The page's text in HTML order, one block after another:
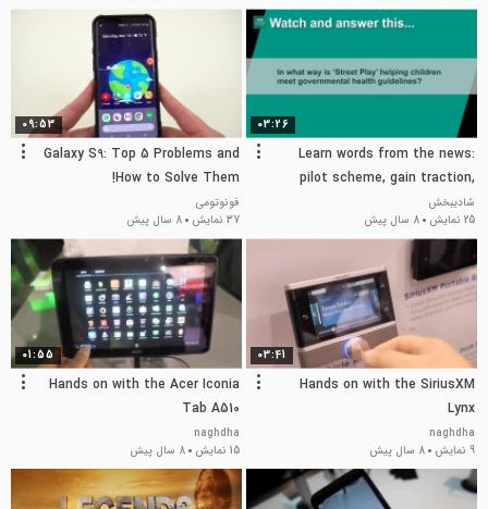
03:26
Learn words from the news:
pilot scheme, gain traction,
draw inspiration, guidelines,
champion
شادیبخش
25 نمایش
8 سال پیش
09:53
Galaxy S9: Top 5 Problems and
How to Solve Them!
فونوتومی
37 نمایش
8 سال پیش
03:41
Hands on with the SiriusXM
Lynx
naghdha
9 نمایش
8 سال پیش
01:55
Hands on with the Acer Iconia
Tab A510
naghdha
15 نمایش
8 سال پیش